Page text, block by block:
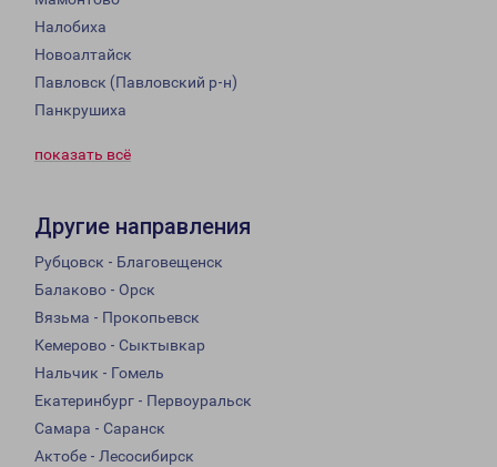
Налобиха
Новоалтайск
Павловск (Павловский р-н)
Панкрушиха
показать всё
Другие направления
Рубцовск - Благовещенск
Балаково - Орск
Вязьма - Прокопьевск
Кемерово - Сыктывкар
Нальчик - Гомель
Екатеринбург - Первоуральск
Самара - Саранск
Актобе - Лесосибирск